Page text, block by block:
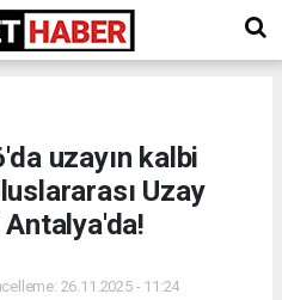
uzayın kalbi
Uzay
26.11.2025 - 11:24